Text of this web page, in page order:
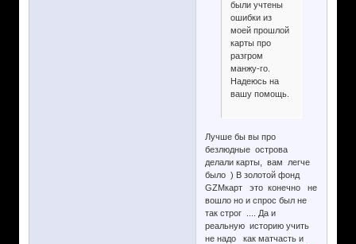
были учтены
ошибки из
моей прошлой
карты про
разгром
манжу-го.
Надеюсь на
вашу помощь.
Лучше бы вы про
безлюдные острова
делали карты, вам легче
было ) В золотой фонд
GZMкарт это конечно не
вошло но и спрос был не
так строг .... Да и
реальную историю учить
не надо как матчасть и